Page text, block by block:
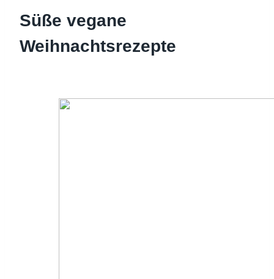
Süße vegane
Weihnachtsrezepte